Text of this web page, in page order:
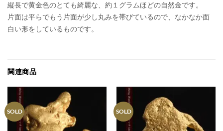
縦長で黄金色のとても綺麗な、約１グラムほどの自然金です。
片面は平らでもう片面が少し丸みを帯びているので、なかなか面
白い形をしているものです。
関連商品
SOLD SOLD